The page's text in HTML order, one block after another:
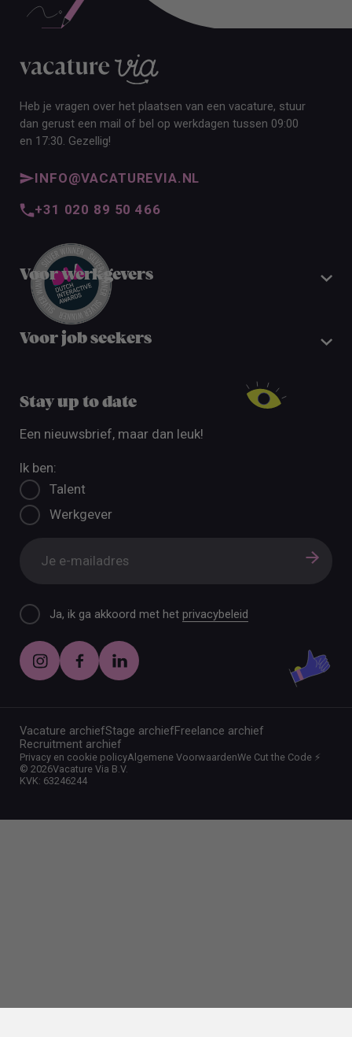
Heb je vragen over het plaatsen van een vacature, stuur
dan gerust een mail of bel op werkdagen tussen 09:00
en 17:30. Gezellig!
INFO@VACATUREVIA.NL
+31 020 89 50 466
Voor werkgevers
Voor job seekers
Stay up to date
Een nieuwsbrief, maar dan leuk!
Ik ben:
Talent
Werkgever
Ja, ik ga akkoord met hetprivacybeleid
Vacature archiefStage archiefFreelance archief
Recruitment archief
©2026Vacature Via B.V.
KVK: 63246244
Privacy en cookie policyAlgemene VoorwaardenWe Cut the Code ⚡️